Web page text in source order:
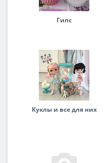
Гипс
Куклы и все для них